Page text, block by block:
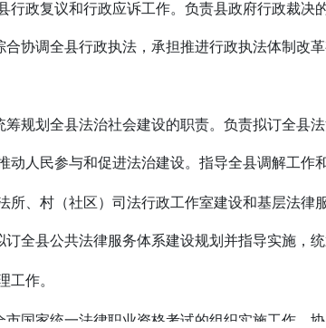
行政复议和行政应诉工作。负责县政府行政裁决
合协调全县行政执法，承担推进行政执法体制
筹规划全县法治社会建设的职责。负责拟订全
动人民参与和促进法治建设。指导全县调解工
所、村（社区）司法行政工作室建设和基层法律
订全县公共法律服务体系建设规划并指导实施
工作。
市国家统一法律职业资格考试的组织实施工作。